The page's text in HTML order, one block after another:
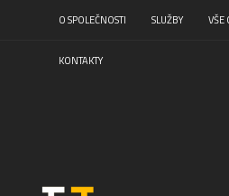
O SPOLEČNOSTI SLUŽBY VŠE
KONTAKTY